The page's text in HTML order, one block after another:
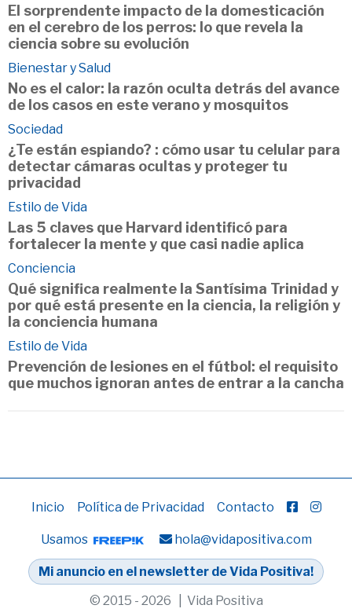
El sorprendente impacto de la domesticación
en el cerebro de los perros: lo que revela la
ciencia sobre su evolución
Bienestar y Salud
No es el calor: la razón oculta detrás del avance
de los casos en este verano y mosquitos
Sociedad
¿Te están espiando? : cómo usar tu celular para
detectar cámaras ocultas y proteger tu
privacidad
Estilo de Vida
Las 5 claves que Harvard identificó para
fortalecer la mente y que casi nadie aplica
Conciencia
Qué significa realmente la Santísima Trinidad y
por qué está presente en la ciencia, la religión y
la conciencia humana
Estilo de Vida
Prevención de lesiones en el fútbol: el requisito
que muchos ignoran antes de entrar a la cancha
Inicio Política de Privacidad Contacto
Usamos hola@vidapositiva.com
Mi anuncio en el newsletter de Vida Positiva!
© 2015 - 2026 | Vida Positiva